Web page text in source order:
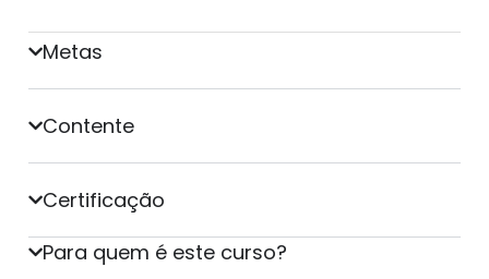
Metas
Contente
Certificação
Para quem é este curso?